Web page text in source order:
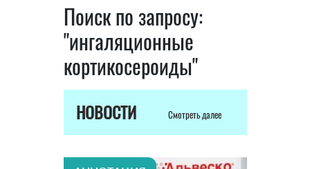
Поиск по запросу:
"ингаляционные
кортикосероиды"
НОВОСТИ Смотреть далее